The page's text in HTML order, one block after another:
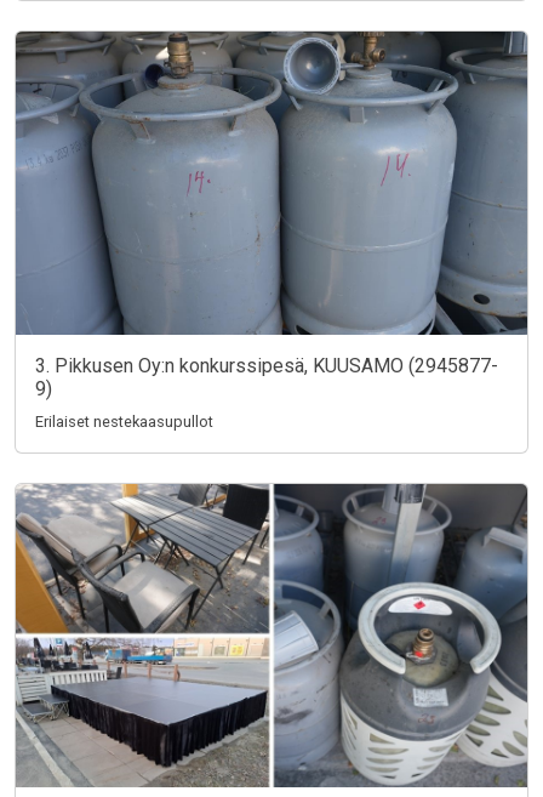
3. Pikkusen Oy:n konkurssipesä, KUUSAMO (2945877-
9)
Erilaiset nestekaasupullot